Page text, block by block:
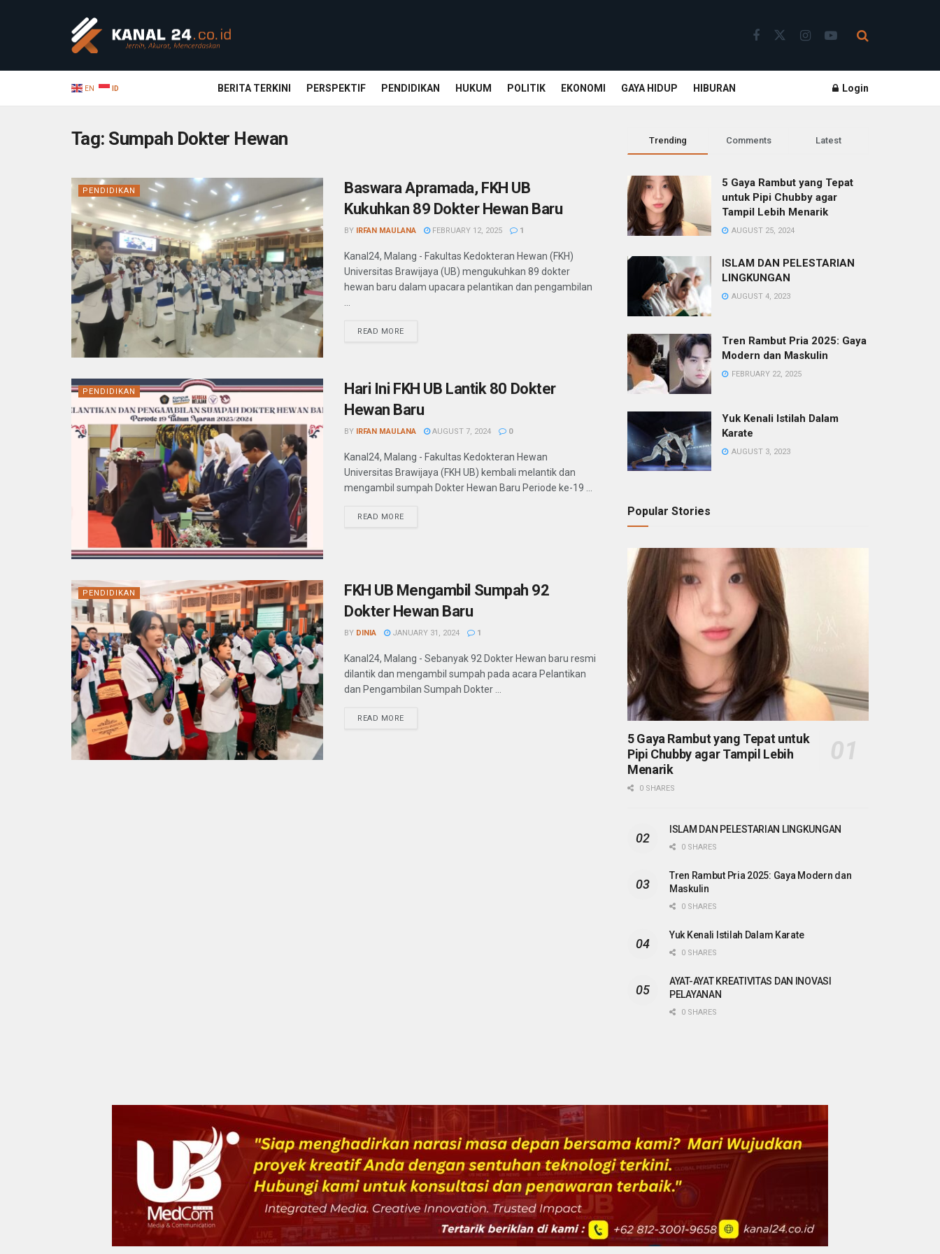
EN ID BERITA TERKINI PERSPEKTIF PENDIDIKAN HUKUM POLITIK EKONOMI GAYA HIDUP HIBURAN Login
Tag: Sumpah Dokter Hewan
PENDIDIKAN
Baswara Apramada, FKH UB
Kukuhkan 89 Dokter Hewan Baru
BY IRFAN MAULANA FEBRUARY 12, 2025 1
Kanal24, Malang - Fakultas Kedokteran Hewan (FKH)
Universitas Brawijaya (UB) mengukuhkan 89 dokter
hewan baru dalam upacara pelantikan dan pengambilan
READ MORE
PENDIDIKAN
Hari Ini FKH UB Lantik 80 Dokter
Hewan Baru
BY IRFAN MAULANA AUGUST 7, 2024 0
Kanal24, Malang - Fakultas Kedokteran Hewan
Universitas Brawijaya (FKH UB) kembali melantik dan
mengambil sumpah Dokter Hewan Baru Periode ke-19 ...
READ MORE
PENDIDIKAN
FKH UB Mengambil Sumpah 92
Dokter Hewan Baru
BY DINIA JANUARY 31, 2024 1
Kanal24, Malang - Sebanyak 92 Dokter Hewan baru resmi
dilantik dan mengambil sumpah pada acara Pelantikan
dan Pengambilan Sumpah Dokter ...
READ MORE
Trending Comments Latest
5 Gaya Rambut yang Tepat
untuk Pipi Chubby agar
Tampil Lebih Menarik
AUGUST 25, 2024
ISLAM DAN PELESTARIAN
LINGKUNGAN
AUGUST 4, 2023
Tren Rambut Pria 2025: Gaya
Modern dan Maskulin
FEBRUARY 22, 2025
Yuk Kenali Istilah Dalam
Karate
AUGUST 3, 2023
Popular Stories
5 Gaya Rambut yang Tepat untuk
Pipi Chubby agar Tampil Lebih
Menarik
0 SHARES
ISLAM DAN PELESTARIAN LINGKUNGAN
0 SHARES
Tren Rambut Pria 2025: Gaya Modern dan
Maskulin
0 SHARES
Yuk Kenali Istilah Dalam Karate
0 SHARES
AYAT-AYAT KREATIVITAS DAN INOVASI
PELAYANAN
0 SHARES